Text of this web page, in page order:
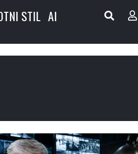
STIL AI